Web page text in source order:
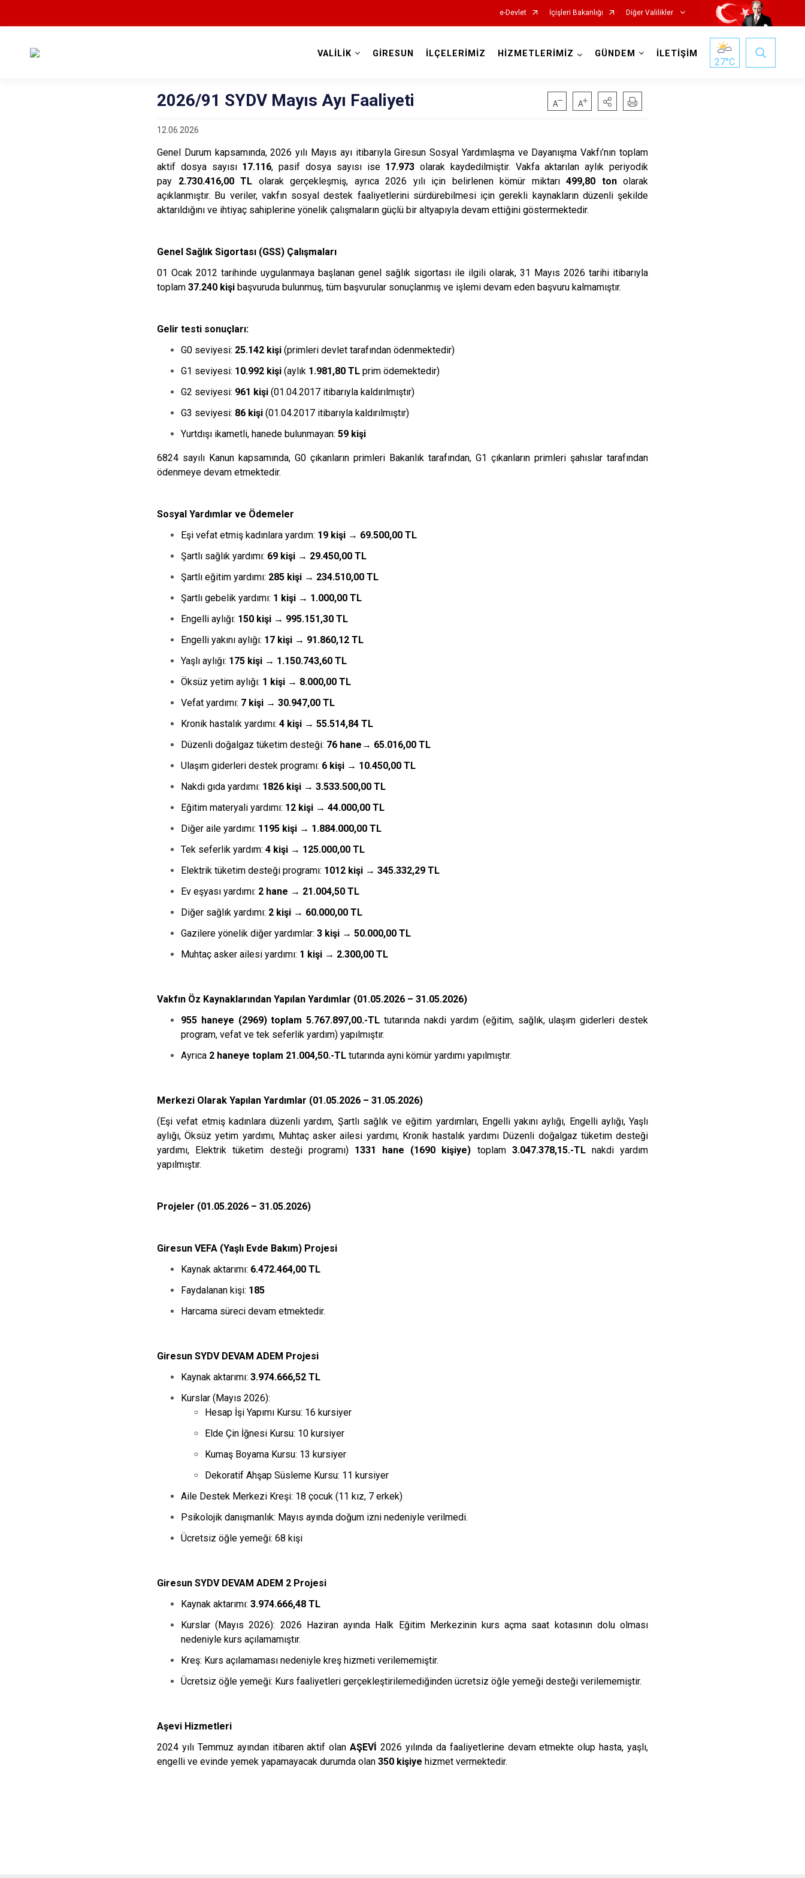
e-Devlet İçişleri Bakanlığı Diğer Valilikler
VALİLİK GİRESUN İLÇELERİMİZ HİZMETLERİMİZ GÜNDEM İLETİŞİM
27°C
2026/91 SYDV Mayıs Ayı Faaliyeti
12.06.2026
Genel Durum kapsamında, 2026 yılı Mayıs ayı itibarıyla Giresun Sosyal Yardımlaşma ve Dayanışma Vakfı’nın toplam
aktif dosya sayısı 17.116, pasif dosya sayısı ise 17.973 olarak kaydedilmiştir. Vakfa aktarılan aylık periyodik
pay 2.730.416,00 TL olarak gerçekleşmiş, ayrıca 2026 yılı için belirlenen kömür miktarı 499,80 tonolarak
açıklanmıştır. Bu veriler, vakfın sosyal destek faaliyetlerini sürdürebilmesi için gerekli kaynakların düzenli şekilde
aktarıldığını ve ihtiyaç sahiplerine yönelik çalışmaların güçlü bir altyapıyla devam ettiğini göstermektedir.
Genel Sağlık Sigortası (GSS) Çalışmaları
01 Ocak 2012 tarihinde uygulanmaya başlanan genel sağlık sigortası ile ilgili olarak, 31 Mayıs 2026 tarihi itibarıyla
toplam 37.240 kişi başvuruda bulunmuş, tüm başvurular sonuçlanmış ve işlemi devam eden başvuru kalmamıştır.
Gelir testi sonuçları:
G0 seviyesi: 25.142 kişi (primleri devlet tarafından ödenmektedir)
G1 seviyesi: 10.992 kişi (aylık 1.981,80 TL prim ödemektedir)
G2 seviyesi: 961 kişi (01.04.2017 itibarıyla kaldırılmıştır)
G3 seviyesi: 86 kişi (01.04.2017 itibarıyla kaldırılmıştır)
Yurtdışı ikametli, hanede bulunmayan: 59 kişi
6824 sayılı Kanun kapsamında, G0 çıkanların primleri Bakanlık tarafından, G1 çıkanların primleri şahıslar tarafından
ödenmeye devam etmektedir.
Sosyal Yardımlar ve Ödemeler
Eşi vefat etmiş kadınlara yardım: 19 kişi → 69.500,00 TL
Şartlı sağlık yardımı: 69 kişi → 29.450,00 TL
Şartlı eğitim yardımı: 285 kişi → 234.510,00 TL
Şartlı gebelik yardımı: 1 kişi → 1.000,00 TL
Engelli aylığı: 150 kişi → 995.151,30 TL
Engelli yakını aylığı: 17 kişi → 91.860,12 TL
Yaşlı aylığı: 175 kişi → 1.150.743,60 TL
Öksüz yetim aylığı: 1 kişi → 8.000,00 TL
Vefat yardımı: 7 kişi → 30.947,00 TL
Kronik hastalık yardımı: 4 kişi → 55.514,84 TL
Düzenli doğalgaz tüketim desteği: 76 hane→ 65.016,00 TL
Ulaşım giderleri destek programı: 6 kişi → 10.450,00 TL
Nakdi gıda yardımı: 1826 kişi → 3.533.500,00 TL
Eğitim materyali yardımı: 12 kişi → 44.000,00 TL
Diğer aile yardımı: 1195 kişi → 1.884.000,00 TL
Tek seferlik yardım: 4 kişi → 125.000,00 TL
Elektrik tüketim desteği programı: 1012 kişi → 345.332,29 TL
Ev eşyası yardımı: 2 hane → 21.004,50 TL
Diğer sağlık yardımı: 2 kişi → 60.000,00 TL
Gazilere yönelik diğer yardımlar: 3 kişi → 50.000,00 TL
Muhtaç asker ailesi yardımı: 1 kişi → 2.300,00 TL
Vakfın Öz Kaynaklarından Yapılan Yardımlar (01.05.2026 – 31.05.2026)
955 haneye (2969) toplam 5.767.897,00.-TL tutarında nakdi yardım (eğitim, sağlık, ulaşım giderleri destek
program, vefat ve tek seferlik yardım) yapılmıştır.
Ayrıca 2 haneye toplam 21.004,50.-TL tutarında ayni kömür yardımı yapılmıştır.
Merkezi Olarak Yapılan Yardımlar (01.05.2026 – 31.05.2026)
(Eşi vefat etmiş kadınlara düzenli yardım, Şartlı sağlık ve eğitim yardımları, Engelli yakını aylığı, Engelli aylığı, Yaşlı
aylığı, Öksüz yetim yardımı, Muhtaç asker ailesi yardımı, Kronik hastalık yardımı Düzenli doğalgaz tüketim desteği
yardımı, Elektrik tüketim desteği programı) 1331 hane (1690 kişiye) toplam 3.047.378,15.-TLnakdi yardım
yapılmıştır.
Projeler (01.05.2026 – 31.05.2026)
Giresun VEFA (Yaşlı Evde Bakım) Projesi
Kaynak aktarımı: 6.472.464,00 TL
Faydalanan kişi: 185
Harcama süreci devam etmektedir.
Giresun SYDV DEVAM ADEM Projesi
Kaynak aktarımı: 3.974.666,52 TL
Kurslar (Mayıs 2026):
Hesap İşi Yapımı Kursu: 16 kursiyer
Elde Çin İğnesi Kursu: 10 kursiyer
Kumaş Boyama Kursu: 13 kursiyer
Dekoratif Ahşap Süsleme Kursu: 11 kursiyer
Aile Destek Merkezi Kreşi: 18 çocuk (11 kız, 7 erkek)
Psikolojik danışmanlık: Mayıs ayında doğum izni nedeniyle verilmedi.
Ücretsiz öğle yemeği: 68 kişi
Giresun SYDV DEVAM ADEM 2 Projesi
Kaynak aktarımı: 3.974.666,48 TL
Kurslar (Mayıs 2026): 2026 Haziran ayında Halk Eğitim Merkezinin kurs açma saat kotasının dolu olması
nedeniyle kurs açılamamıştır.
Kreş: Kurs açılamaması nedeniyle kreş hizmeti verilememiştir.
Ücretsiz öğle yemeği: Kurs faaliyetleri gerçekleştirilemediğinden ücretsiz öğle yemeği desteği verilememiştir.
Aşevi Hizmetleri
2024 yılı Temmuz ayından itibaren aktif olanAŞEVİ 2026 yılında da faaliyetlerine devam etmekte olup hasta, yaşlı,
engelli ve evinde yemek yapamayacak durumda olan 350 kişiye hizmet vermektedir.